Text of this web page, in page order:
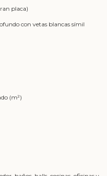
placa)
con vetas blancas símil
(m²)